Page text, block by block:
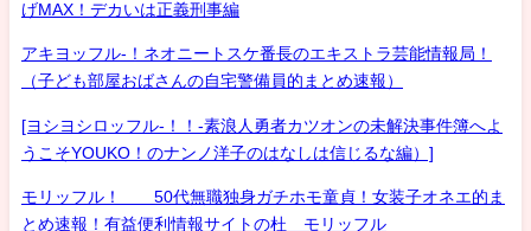
げMAX！デカいは正義刑事編
アキヨッフル-！ネオニートスケ番長のエキストラ芸能情報局！
（子ども部屋おばさんの自宅警備員的まとめ速報）
[ヨシヨシロッフル-！！-素浪人勇者カツオンの未解決事件簿へよ
うこそYOUKO！のナンノ洋子のはなしは信じるな編）]
モリッフル！ 50代無職独身ガチホモ童貞！女装子オネエ的ま
とめ速報！有益便利情報サイトの杜 モリッフル